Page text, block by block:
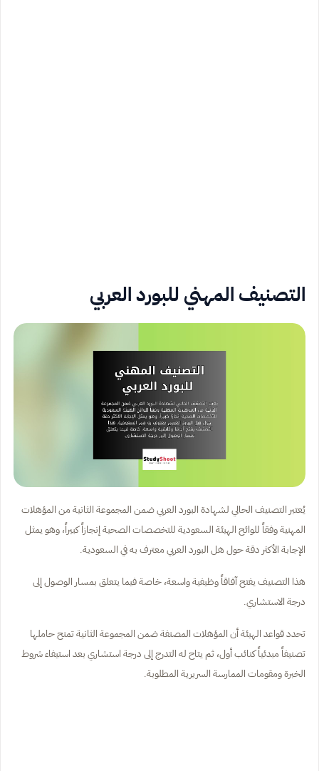
التصنيف المهني للبورد العربي
يُعتبر التصنيف الحالي لشهادة البورد العربي ضمن المجموعة الثانية من المؤهلات
المهنية وفقاً للوائح الهيئة السعودية للتخصصات الصحية إنجازاً كبيراً، وهو يمثل
الإجابة الأكثر دقة حول هل البورد العربي معترف به في السعودية.
هذا التصنيف يفتح آفاقاً وظيفية واسعة، خاصة فيما يتعلق بمسار الوصول إلى
درجة الاستشاري.
تحدد قواعد الهيئة أن المؤهلات المصنفة ضمن المجموعة الثانية تمنح حاملها
تصنيفاً مبدئياً كنائب أول، ثم يتاح له التدرج إلى درجة استشاري بعد استيفاء شروط
الخبرة ومقومات الممارسة السريرية المطلوبة.